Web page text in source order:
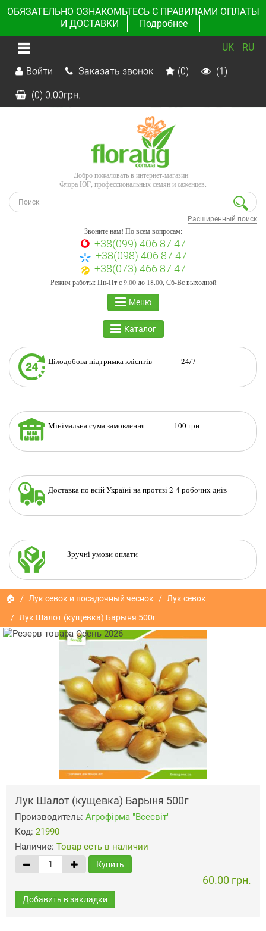
ОБЯЗАТЕЛЬНО ОЗНАКОМЬТЕСЬ С ПРАВИЛАМИ ОПЛАТЫ
И ДОСТАВКИ
Подробнее
UK RU
Войти Заказать звонок (0) (1)
(0) 0.00грн.
Добро пожаловать в интернет-магазин
Флора ЮГ, профессиональных семян и саженцев.
Расширенный поиск
Звоните нам! По всем вопросам:
+38(099) 406 87 47
+38(098) 406 87 47
+38(073) 466 87 47
Режим работы: Пн-Пт с 9.00 до 18.00, Сб-Вс выходной
Меню
Каталог
Цілодобова підтримка клієнтів 24/7
Мінімальна сума замовлення 100 грн
Доставка по всій Україні на протязі 2-4 робочих днів
Зручні умови оплати
🏠 Лук севок и посадочный чеснок
Лук севок
Лук Шалот (кущевка) Барыня 500г
Лук Шалот (кущевка) Барыня 500г
Производитель: Агрофiрма "Всесвiт"
Код: 21990
Наличие: Товар есть в наличии
Купить
60.00 грн.
Добавить в закладки